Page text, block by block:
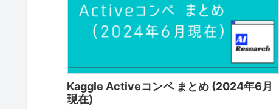
Kaggle Activeコンペ まとめ (2024年6月
現在)